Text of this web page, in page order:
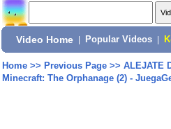
Video Home Popular Videos
Home>> Previous Page>> ALEJATE
Minecraft: The Orphanage (2) -